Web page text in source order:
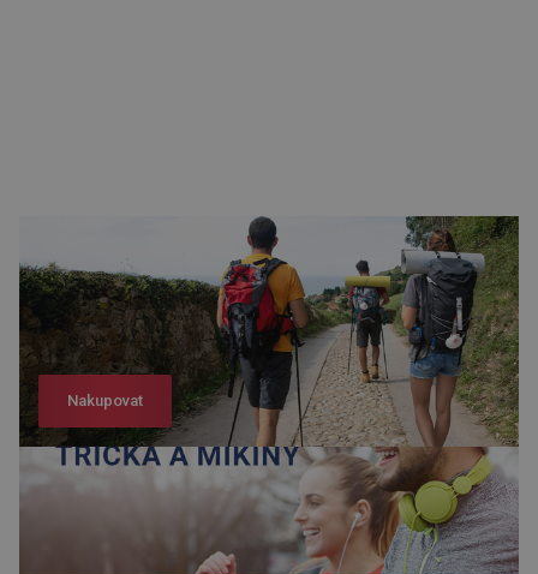
Nakupovat